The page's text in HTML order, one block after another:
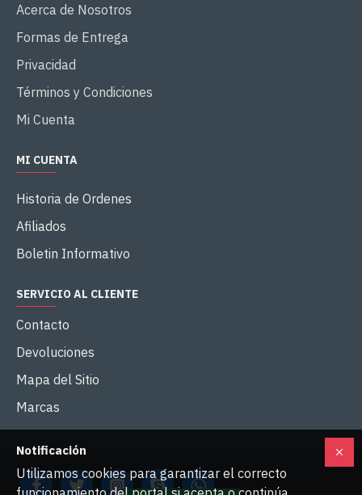
Acerca de Nosotros
Formas de Entrega
Privacidad
Términos y Condiciones
Mi Cuenta
MI CUENTA
Historia de Ordenes
Afiliados
Boletin Informativo
SERVICIO AL CLIENTE
Contacto
Devoluciones
Mapa del Sitio
Marcas
Notificación
Utilizamos cookies para garantizar el correcto